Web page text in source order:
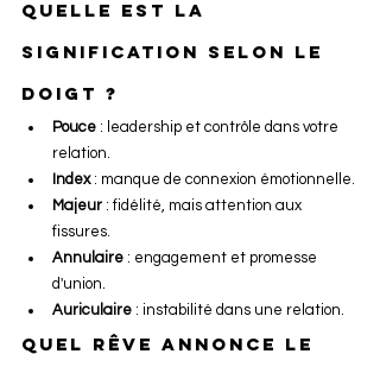
Quelle est la
signification selon le
doigt ?
Pouce : leadership et contrôle dans votre
relation.
Index : manque de connexion émotionnelle.
Majeur : fidélité, mais attention aux
fissures.
Annulaire : engagement et promesse
d'union.
Auriculaire : instabilité dans une relation.
Quel rêve annonce le